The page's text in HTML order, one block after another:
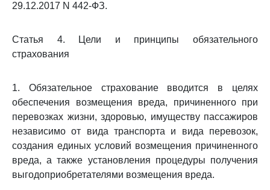
29.12.2017 N 442-ФЗ.
Статья 4. Цели и принципы обязательного
страхования
1. Обязательное страхование вводится в целях
обеспечения возмещения вреда, причиненного при
перевозках жизни, здоровью, имуществу пассажиров
независимо от вида транспорта и вида перевозок,
создания единых условий возмещения причиненного
вреда, а также установления процедуры получения
выгодоприобретателями возмещения вреда.